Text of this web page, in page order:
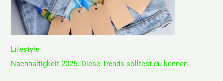
Lifestyle
Nachhaltigkeit 2025: Diese Trends solltest du kennen